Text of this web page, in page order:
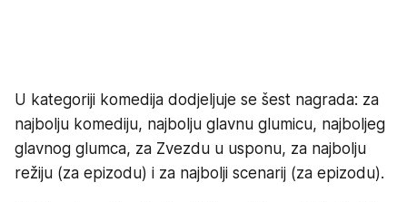
U kategoriji komedija dodjeljuje se šest nagrada: za
najbolju komediju, najbolju glavnu glumicu, najboljeg
glavnog glumca, za Zvezdu u usponu, za najbolju
režiju (za epizodu) i za najbolji scenarij (za epizodu).